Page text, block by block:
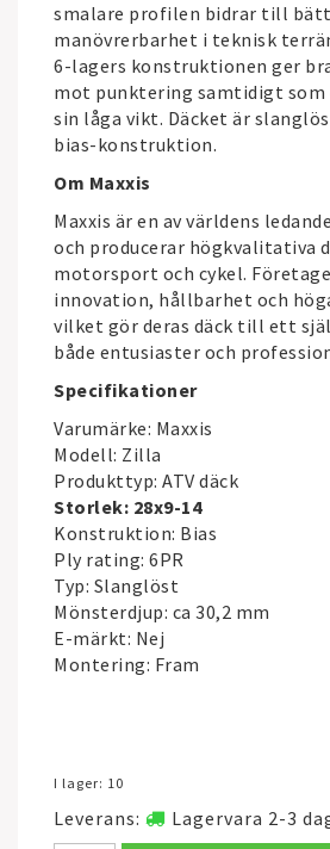
smalare profilen bidrar till
manövrerbarhet i teknisk
6-lagers konstruktionen ger
mot punktering samtidigt som
sin låga vikt. Däcket är
bias-konstruktion.
Om Maxxis
Maxxis är en av världens
och producerar högkvalitativa
motorsport och cykel.
innovation, hållbarhet och
vilket gör deras däck till ett
både entusiaster och
Specifikationer
Varumärke: Maxxis
Modell: Zilla
Produkttyp: ATV däck
Storlek: 28x9-14
Konstruktion: Bias
Ply rating: 6PR
Typ: Slanglöst
Mönsterdjup: ca 30,2 mm
E-märkt: Nej
Montering: Fram
I lager: 10
Leverans: Lagervara 2-3